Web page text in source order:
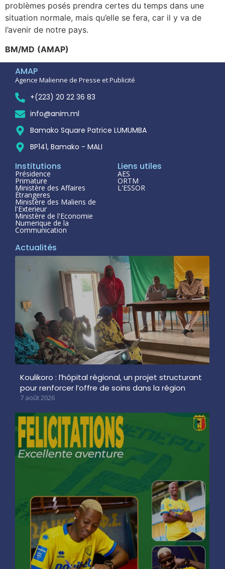
problèmes posés prendra certes du temps dans une
situation normale, mais qu’elle se fera, car il y va de
l’avenir de notre pays.
BM/MD (AMAP)
AMAP
Agence Malienne de Presse et Publicité
+(223) 20 22 36 83
info@anim.ml
Bamako Square Patrice LUMUMBA
BP141, Bamako - MALI
Institutions
Présidence
Primature
Ministère des Affaires
Étrangeres
Ministère des Maliens de
l'Exterieur
Ministère de l'Economie
Numerique de la
Communication
Liens utiles
AES
ORTM
L'ESSOR
Actualités
Koulikoro : l’hôpital régional, un projet structurant
pour renforcer l’offre de soins dans la région
7 août 2026